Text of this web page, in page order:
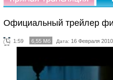
Официальный трейлер
1:59 6,55 Мб Дата: 16 Февраля